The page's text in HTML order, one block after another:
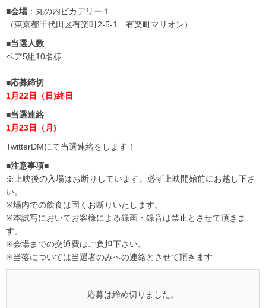
■会場 ：丸の内ピカデリー１
（東京都千代田区有楽町2-5-1 有楽町マリオン）
■当選人数
ペア5組10名様
■応募締切
1月22日（日)終日
■当選連絡
1月23日（月)
TwitterDMにて当選連絡をします！
■注意事項■
※上映後の入場はお断りしています。必ず上映開始前にお越し下さ
い。
※場内での飲食は固くお断りいたします。
※本試写においてお客様による録画・録音は禁止とさせて頂きま
す。
※会場までの交通費はご負担下さい。
※当落については当選者のみへの連絡とさせて頂きます
応募は締め切りました。